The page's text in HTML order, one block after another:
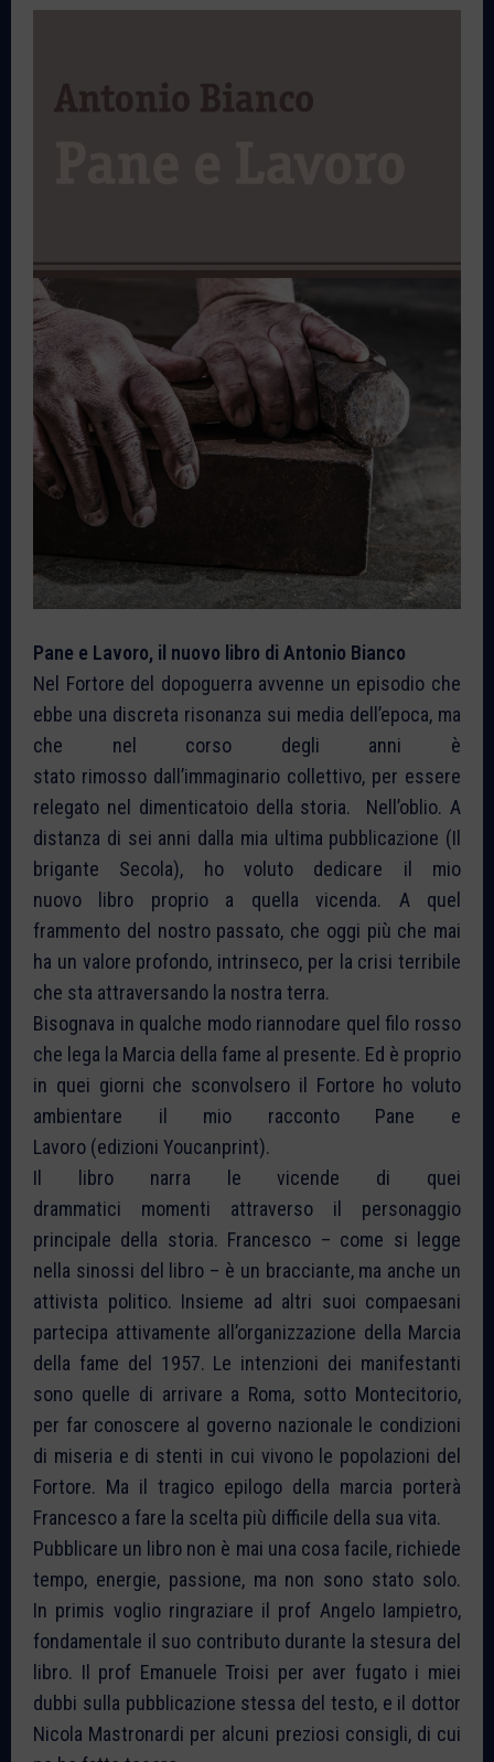
Pane e Lavoro, il nuovo libro di Antonio Bianco
Nel Fortore del dopoguerra avvenne un episodio che
ebbe una discreta risonanza sui media dell’epoca, ma
che nel corso degli anni è
stato rimosso dall’immaginario collettivo, per essere
relegato nel dimenticatoio della storia. Nell’oblio. A
distanza di sei anni dalla mia ultima pubblicazione (Il
brigante Secola), ho voluto dedicare il mio
nuovo libro proprio a quella vicenda. A quel
frammento del nostro passato, che oggi più che mai
ha un valore profondo, intrinseco, per la crisi terribile
che sta attraversando la nostra terra.
Bisognava in qualche modo riannodare quel filo rosso
che lega la Marcia della fame al presente. Ed è proprio
in quei giorni che sconvolsero il Fortore ho voluto
ambientare il mio racconto Pane e
Lavoro (edizioni Youcanprint).
Il libro narra le vicende di quei
drammatici momenti attraverso il personaggio
principale della storia. Francesco – come si legge
nella sinossi del libro – è un bracciante, ma anche un
attivista politico. Insieme ad altri suoi compaesani
partecipa attivamente all’organizzazione della Marcia
della fame del 1957. Le intenzioni dei manifestanti
sono quelle di arrivare a Roma, sotto Montecitorio,
per far conoscere al governo nazionale le condizioni
di miseria e di stenti in cui vivono le popolazioni del
Fortore. Ma il tragico epilogo della marcia porterà
Francesco a fare la scelta più difficile della sua vita.
Pubblicare un libro non è mai una cosa facile, richiede
tempo, energie, passione, ma non sono stato solo.
In primis voglio ringraziare il prof Angelo Iampietro,
fondamentale il suo contributo durante la stesura del
libro. Il prof Emanuele Troisi per aver fugato i miei
dubbi sulla pubblicazione stessa del testo, e il dottor
Nicola Mastronardi per alcuni preziosi consigli, di cui